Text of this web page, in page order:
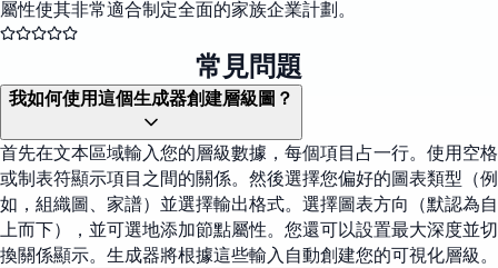
屬性使其非常適合制定全面的家族企業計劃。
常見問題
我如何使用這個生成器創建層級圖？
首先在文本區域輸入您的層級數據，每個項目占一行。使用空格
或制表符顯示項目之間的關係。然後選擇您偏好的圖表類型（例
如，組織圖、家譜）並選擇輸出格式。選擇圖表方向（默認為自
上而下），並可選地添加節點屬性。您還可以設置最大深度並切
換關係顯示。生成器將根據這些輸入自動創建您的可視化層級。